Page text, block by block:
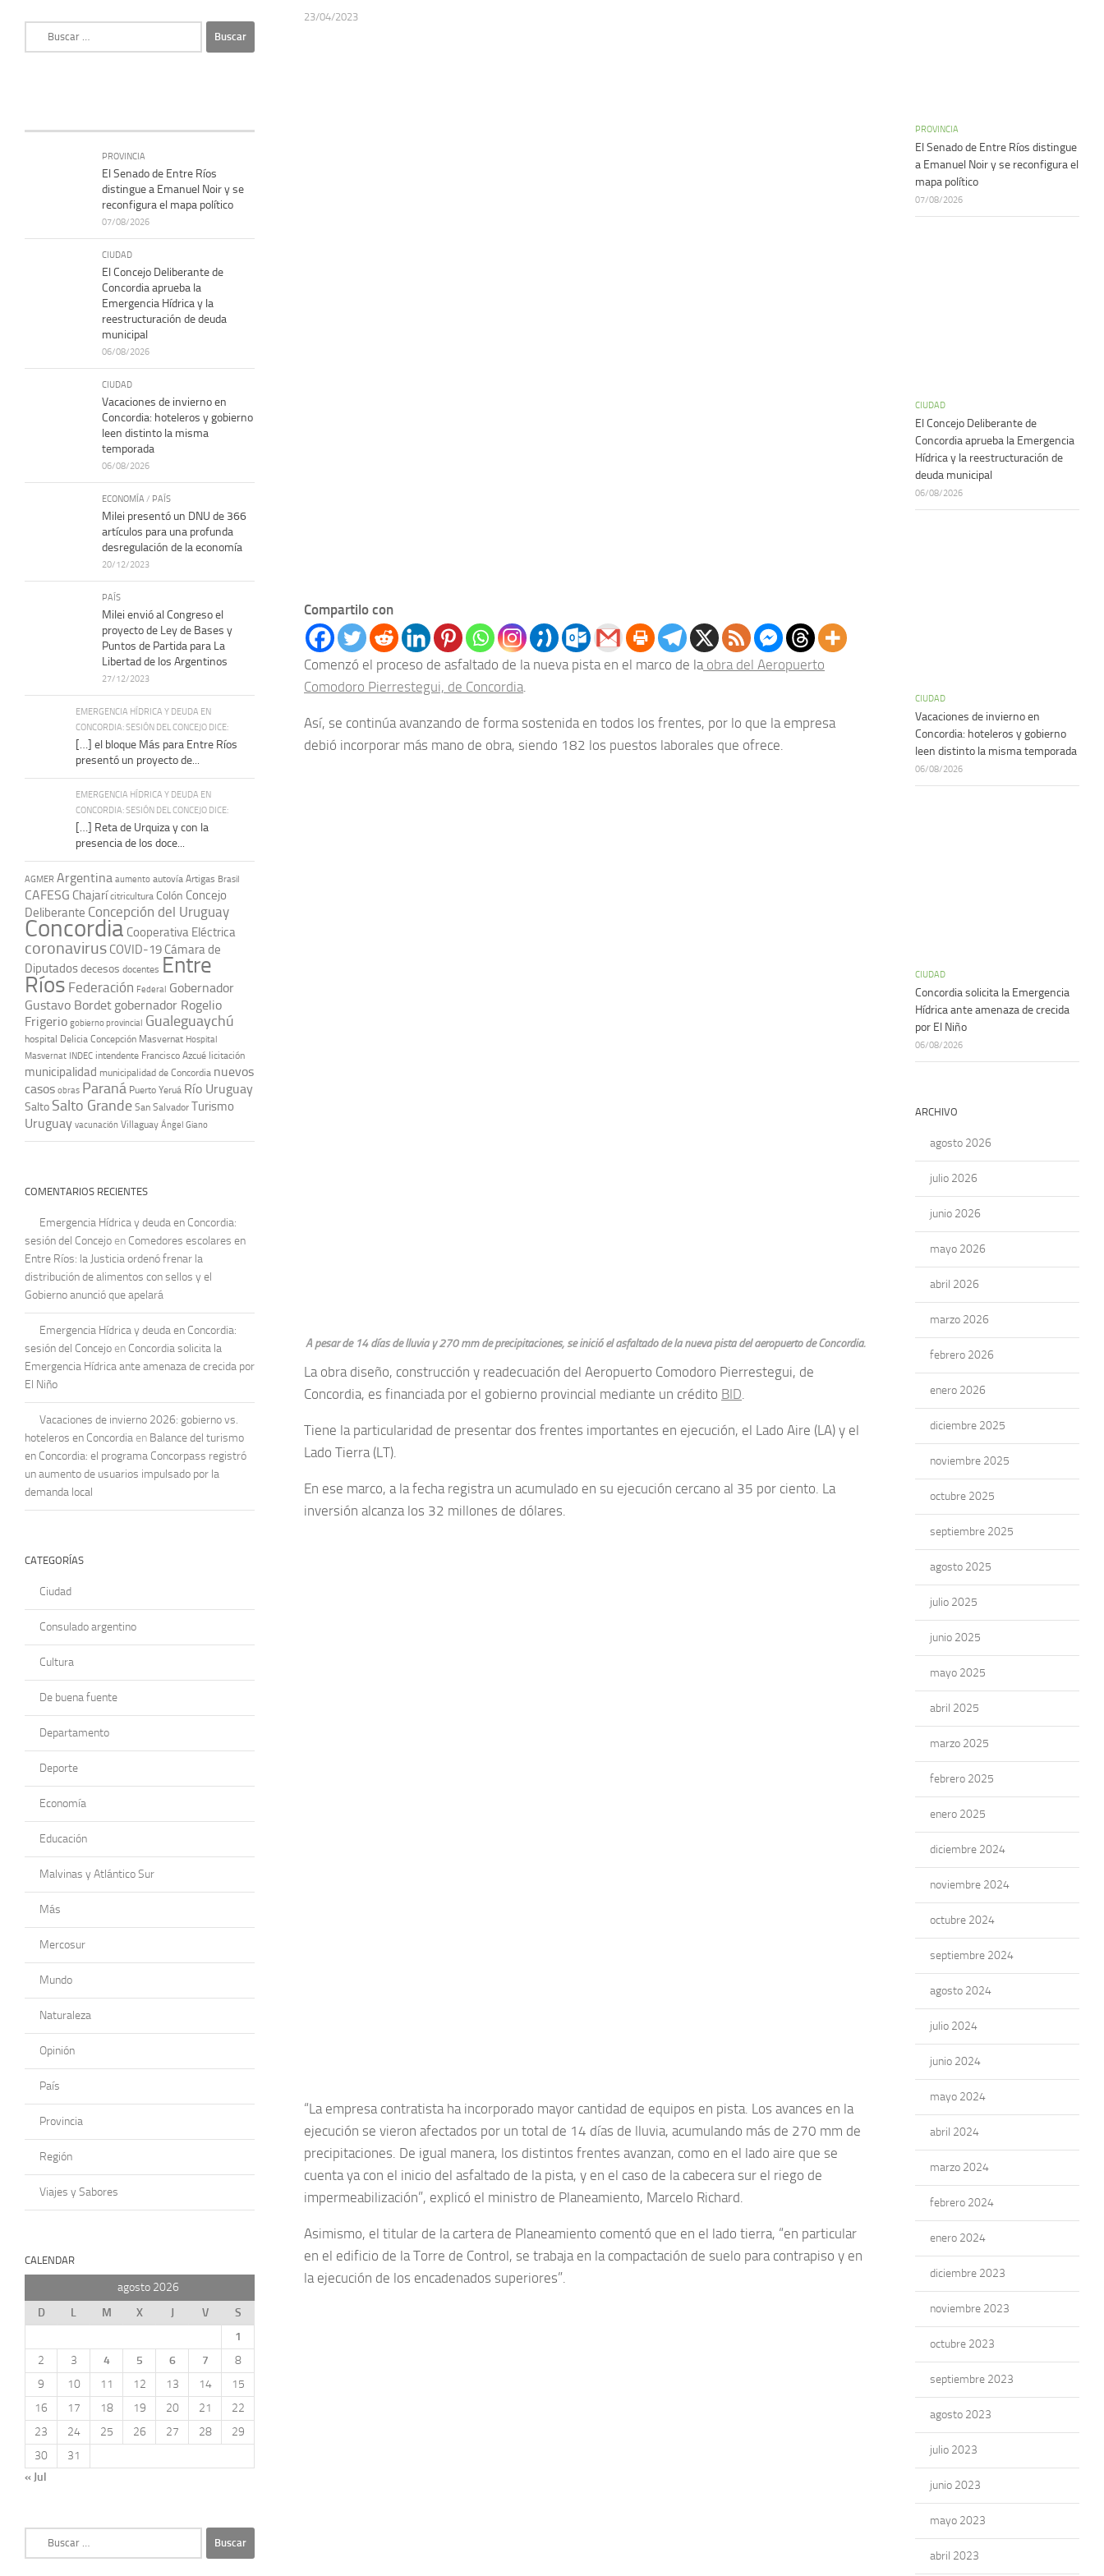
23/04/2023
Compartilo con
Comenzó el proceso de asfaltado de la nueva pista en el marco de laobra del Aeropuerto
Comodoro Pierrestegui, de Concordia.
Así, se continúa avanzando de forma sostenida en todos los frentes, por lo que la empresa
debió incorporar más mano de obra, siendo 182 los puestos laborales que ofrece.
A pesar de 14 días de lluvia y 270 mm de precipitaciones, se inició el asfaltado de la nueva pista del aeropuerto de Concordia.
La obra diseño, construcción y readecuación del Aeropuerto Comodoro Pierrestegui, de
Concordia, es financiada por el gobierno provincial mediante un crédito BID
Tiene la particularidad de presentar dos frentes importantes en ejecución, el Lado Aire (LA) y el
Lado Tierra (LT).
En ese marco, a la fecha registra un acumulado en su ejecución cercano al 35 por ciento. La
inversión alcanza los 32 millones de dólares.
“La empresa contratista ha incorporado mayor cantidad de equipos en pista. Los avances en la
ejecución se vieron afectados por un total de 14 días de lluvia, acumulando más de 270 mm de
precipitaciones. De igual manera, los distintos frentes avanzan, como en el lado aire que se
cuenta ya con el inicio del asfaltado de la pista, y en el caso de la cabecera sur el riego de
impermeabilización”, explicó el ministro de Planeamiento, Marcelo Richard.
Asimismo, el titular de la cartera de Planeamiento comentó que en el lado tierra, “en particular
en el edificio de la Torre de Control, se trabaja en la compactación de suelo para contrapiso y en
la ejecución de los encadenados superiores”.
PROVINCIA
El Senado de Entre Ríos
distingue a Emanuel Noir y se
reconfigura el mapa político
07/08/2026
CIUDAD
El Concejo Deliberante de
Concordia aprueba la
Emergencia Hídrica y la
reestructuración de deuda
municipal
06/08/2026
CIUDAD
Vacaciones de invierno en
Concordia: hoteleros y gobierno
leen distinto la misma
temporada
06/08/2026
ECONOMÍA / PAÍS
Milei presentó un DNU de 366
artículos para una profunda
desregulación de la economía
20/12/2023
PAÍS
Milei envió al Congreso el
proyecto de Ley de Bases y
Puntos de Partida para La
Libertad de los Argentinos
27/12/2023
EMERGENCIA HÍDRICA Y DEUDA EN
CONCORDIA: SESIÓN DEL CONCEJO DICE:
[…] el bloque Más para Entre Ríos
presentó un proyecto de...
EMERGENCIA HÍDRICA Y DEUDA EN
CONCORDIA: SESIÓN DEL CONCEJO DICE:
[…] Reta de Urquiza y con la
presencia de los doce...
AGMER Argentina aumento autovía Artigas Brasil
CAFESG Chajarí citricultura Colón Concejo
Deliberante Concepción del Uruguay
Concordia Cooperativa Eléctrica
coronavirus COVID-19 Cámara de
Diputadosdecesos docentes Entre
Ríos Federación Federal Gobernador
Gustavo Bordet gobernador Rogelio
Frigerio gobierno provincial Gualeguaychú
hospital Delicia Concepción Masvernat Hospital
Masvernat INDEC intendente Francisco Azcué licitación
municipalidad municipalidad de Concordia nuevos
casos obras Paraná Puerto Yeruá Río Uruguay
Salto Salto Grande San Salvador Turismo
Uruguay vacunación Villaguay Ángel Giano
COMENTARIOS RECIENTES
Emergencia Hídrica y deuda en Concordia:
sesión del Concejo en Comedores escolares en
Entre Ríos: la Justicia ordenó frenar la
distribución de alimentos con sellos y el
Gobierno anunció que apelará
Emergencia Hídrica y deuda en Concordia:
sesión del Concejo en Concordia solicita la
Emergencia Hídrica ante amenaza de crecida por
El Niño
Vacaciones de invierno 2026: gobierno vs.
hoteleros en Concordia en Balance del turismo
en Concordia: el programa Concorpass registró
un aumento de usuarios impulsado por la
demanda local
CATEGORÍAS
Ciudad
Consulado argentino
Cultura
De buena fuente
Departamento
Deporte
Economía
Educación
Malvinas y Atlántico Sur
Más
Mercosur
Mundo
Naturaleza
Opinión
País
Provincia
Región
Viajes y Sabores
CALENDAR
agosto 2026
D
L M X J V
S
1
2
3 4 5 6 7
8
9
10 11 12 13 14
15
16
17 18 19 20 21
22
23
24 25 26 27 28
29
30
31
« Jul
PROVINCIA
El Senado de Entre Ríos distingue
a Emanuel Noir y se reconfigura el
mapa político
07/08/2026
CIUDAD
El Concejo Deliberante de
Concordia aprueba la Emergencia
Hídrica y la reestructuración de
deuda municipal
06/08/2026
CIUDAD
Vacaciones de invierno en
Concordia: hoteleros y gobierno
leen distinto la misma temporada
06/08/2026
CIUDAD
Concordia solicita la Emergencia
Hídrica ante amenaza de crecida
por El Niño
06/08/2026
ARCHIVO
agosto 2026
julio 2026
junio 2026
mayo 2026
abril 2026
marzo 2026
febrero 2026
enero 2026
diciembre 2025
noviembre 2025
octubre 2025
septiembre 2025
agosto 2025
julio 2025
junio 2025
mayo 2025
abril 2025
marzo 2025
febrero 2025
enero 2025
diciembre 2024
noviembre 2024
octubre 2024
septiembre 2024
agosto 2024
julio 2024
junio 2024
mayo 2024
abril 2024
marzo 2024
febrero 2024
enero 2024
diciembre 2023
noviembre 2023
octubre 2023
septiembre 2023
agosto 2023
julio 2023
junio 2023
mayo 2023
abril 2023